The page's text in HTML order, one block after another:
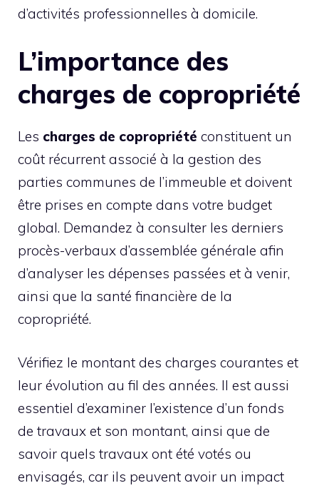
d’activités professionnelles à domicile.
L’importance des
charges de copropriété
Les charges de copropriété constituent un
coût récurrent associé à la gestion des
parties communes de l’immeuble et doivent
être prises en compte dans votre budget
global. Demandez à consulter les derniers
procès-verbaux d’assemblée générale afin
d’analyser les dépenses passées et à venir,
ainsi que la santé financière de la
copropriété.
Vérifiez le montant des charges courantes et
leur évolution au fil des années. Il est aussi
essentiel d’examiner l’existence d’un fonds
de travaux et son montant, ainsi que de
savoir quels travaux ont été votés ou
envisagés, car ils peuvent avoir un impact